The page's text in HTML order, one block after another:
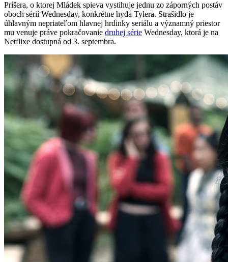
Príšera, o ktorej Mládek spieva vystihuje jednu zo záporných postáv
oboch sérií Wednesday, konkrétne hyda Tylera. Strašidlo je
úhlavným nepriateľom hlavnej hrdinky seriálu a významný priestor
mu venuje práve pokračovanie druhej série Wednesday, ktorá je na
Netflixe dostupná od 3. septembra.